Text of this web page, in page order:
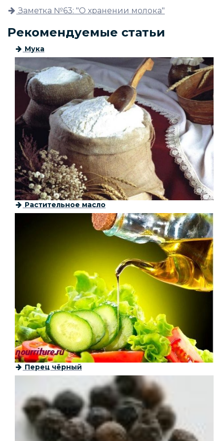
Заметка №63: "О хранении молока"
Рекомендуемые статьи
Мука
Растительное масло
Перец чёрный